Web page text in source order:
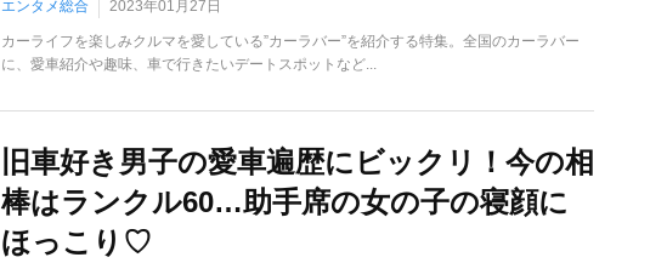
エンタメ総合 2023年01月27日
カーライフを楽しみクルマを愛している”カーラバー”を紹介する特集。全国のカーラバー
に、愛車紹介や趣味、車で行きたいデートスポットなど...
旧車好き男子の愛車遍歴にビックリ！今の相
棒はランクル60…助手席の女の子の寝顔に
ほっこり♡